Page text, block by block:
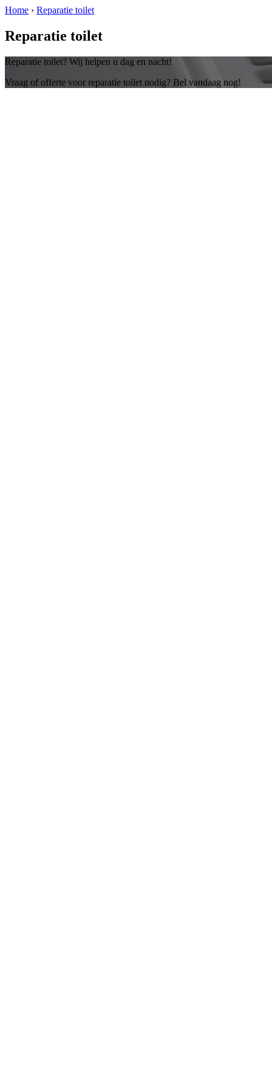
Home › Reparatie toilet
Reparatie toilet
Reparatie toilet? Wij helpen u dag en nacht!
Vraag of offerte voor reparatie toilet nodig? Bel vandaag nog!